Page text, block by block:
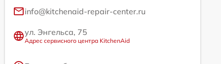
info@kitchenaid-repair-center.ru
ул. Энгельса, 75
Адрес сервисного центра KitchenAid